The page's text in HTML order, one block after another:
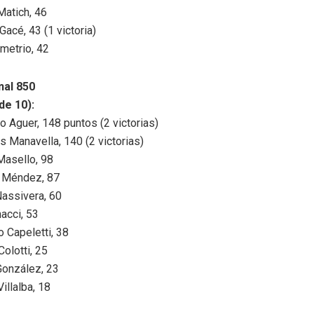
46
43 (1 victoria)
42
850
10):
Aguer, 148 puntos (2 victorias)
Manavella, 140 (2 victorias)
98
87
60
53
Capeletti, 38
25
23
18